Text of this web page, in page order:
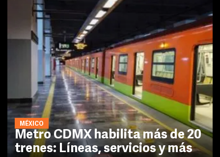
MÉXICO
Metro CDMX habilita más de 20
trenes: Líneas, servicios y más